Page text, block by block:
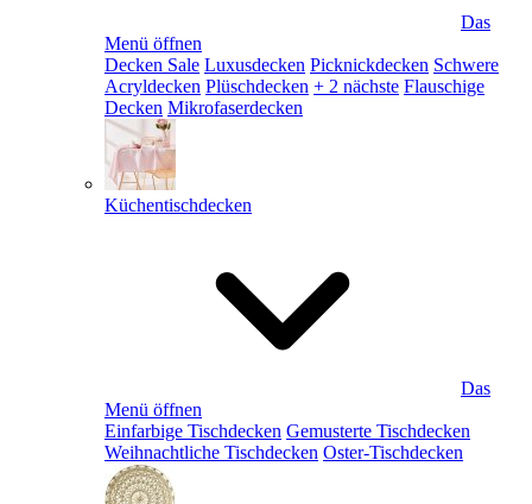
Das
Menü öffnen
Decken Sale Luxusdecken Picknickdecken Schwere
Acryldecken Plüschdecken + 2 nächste Flauschige
Decken Mikrofaserdecken
Küchentischdecken
Das
Menü öffnen
Einfarbige Tischdecken Gemusterte Tischdecken
Weihnachtliche Tischdecken Oster-Tischdecken